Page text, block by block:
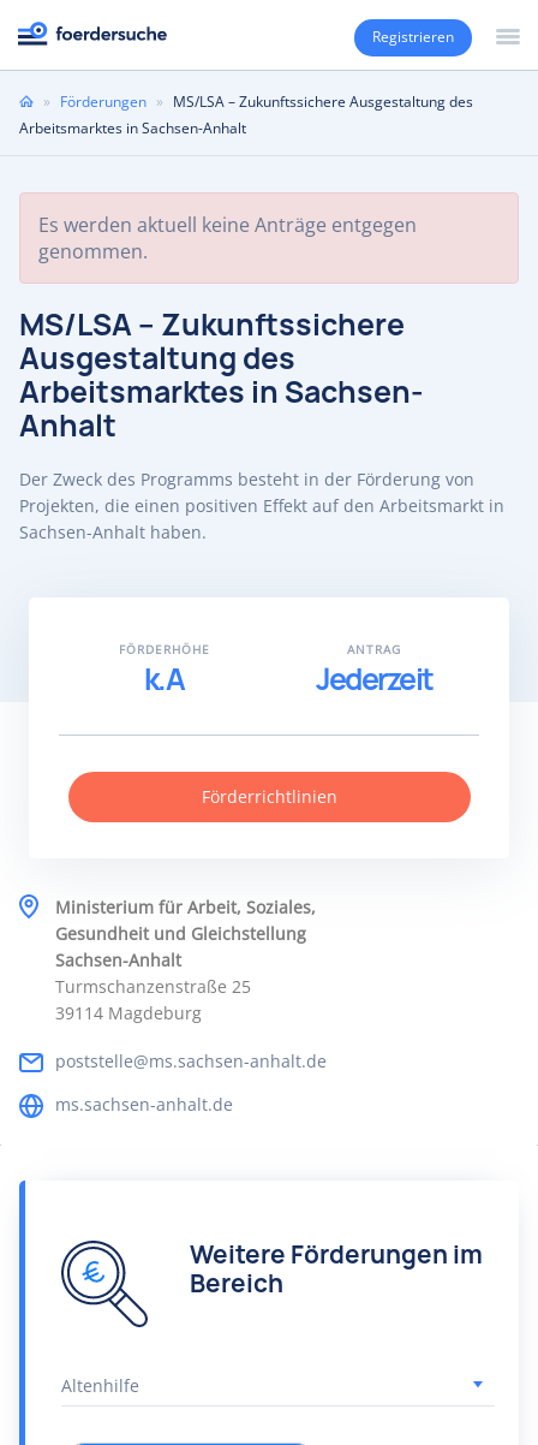
Registrieren
Sie
sind
» Förderungen » MS/LSA – Zukunftssichere Ausgestaltung des
Arbeitsmarktes in Sachsen-Anhalt
Es werden aktuell keine Anträge entgegen
genommen.
MS/LSA – Zukunftssichere
Ausgestaltung des
Arbeitsmarktes in Sachsen-
Anhalt
Der Zweck des Programms besteht in der Förderung von
Projekten, die einen positiven Effekt auf den Arbeitsmarkt in
Sachsen-Anhalt haben.
Ministerium für Arbeit, Soziales,
Gesundheit und Gleichstellung
Sachsen-Anhalt
Turmschanzenstraße 25
39114 Magdeburg
poststelle@ms.sachsen-anhalt.de
ms.sachsen-anhalt.de
FÖRDERHÖHE
k.A
ANTRAG
Jederzeit
Förderrichtlinien
Weitere Förderungen im
Bereich